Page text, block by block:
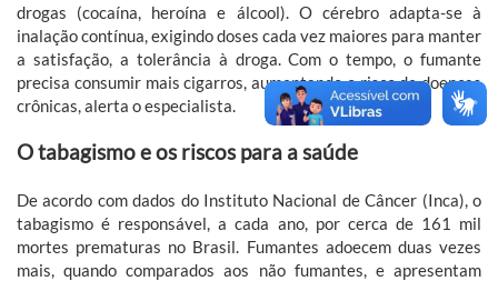
drogas (cocaína, heroína e álcool). O cérebro adapta-se à
inalação contínua, exigindo doses cada vez maiores para manter
a satisfação, a tolerância à droga. Com o tempo, o fumante
precisa consumir mais cigarros, aumentando o risco de doenças
crônicas, alerta o especialista.
O tabagismo e os riscos para a saúde
De acordo com dados do Instituto Nacional de Câncer (Inca), o
tabagismo é responsável, a cada ano, por cerca de 161 mil
mortes prematuras no Brasil. Fumantes adoecem duas vezes
mais, quando comparados aos não fumantes, e apresentam